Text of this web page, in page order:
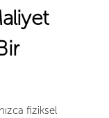
fiziksel